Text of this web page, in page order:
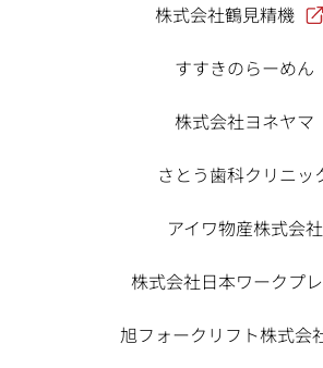
株式会社鶴見精機
すすきのらーめん
株式会社ヨネヤマ
さとう歯科クリニッ
アイワ物産株式会社
株式会社日本ワークプ
旭フォークリフト株式会